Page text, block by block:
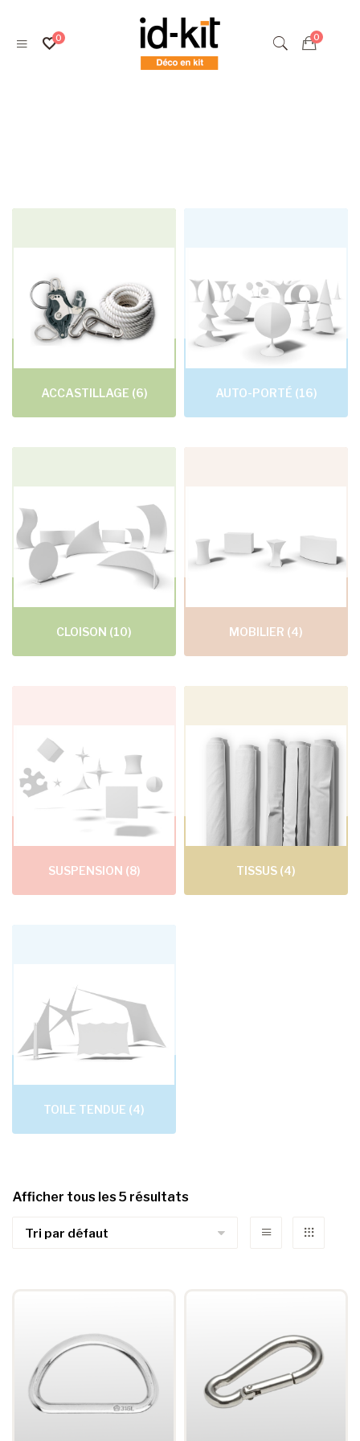
ACCASTILLAGE (6) AUTO-PORTÉ (16)
CLOISON (10) MOBILIER (4)
SUSPENSION (8) TISSUS (4)
TOILE TENDUE (4)
Afficher tous les 5 résultats